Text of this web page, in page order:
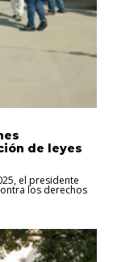
de leyes
el presidente
los derechos